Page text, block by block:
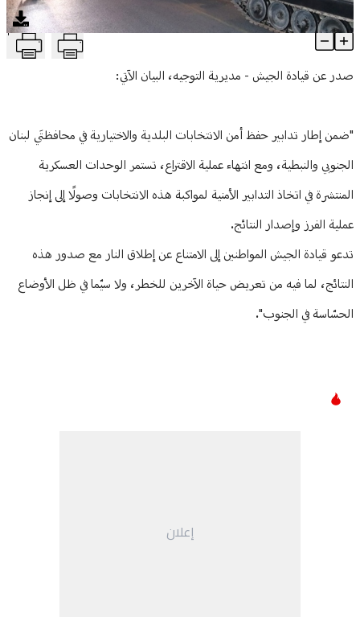
منوعات
الجيش: التدابير الأمنية تستمر وصولًا إلى إنجاز عملية الفرز وإصدار النتائج
T
Article Content
صدر عن قيادة الجيش - مديرية التوجيه، البيان الآتي:
"ضمن إطار تدابير حفظ أمن الانتخابات البلدية والاختيارية في محافظتَي لبنان
الجنوبي والنبطية، ومع انتهاء عملية الاقتراع، تستمر الوحدات العسكرية
المنتشرة في اتخاذ التدابير الأمنية لمواكبة هذه الانتخابات وصولًا إلى إنجاز
عملية الفرز وإصدار النتائج.
تدعو قيادة الجيش المواطنين إلى الامتناع عن إطلاق النار مع صدور هذه
النتائج، لما فيه من تعريض حياة الآخرين للخطر، ولا سيّما في ظل الأوضاع
الحسّاسة في الجنوب".
إعلان